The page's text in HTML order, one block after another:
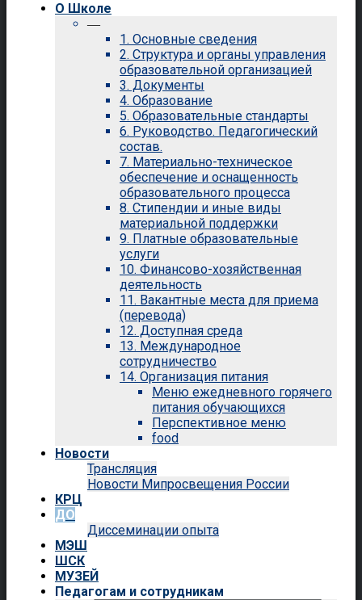
О Школе
—
1. Основные сведения
2. Структура и органы управления
образовательной организацией
3. Документы
4. Образование
5. Образовательные стандарты
6. Руководство. Педагогический
состав.
7. Материально-техническое
обеспечение и оснащенность
образовательного процесса
8. Стипендии и иные виды
материальной поддержки
9. Платные образовательные
услуги
10. Финансово-хозяйственная
деятельность
11. Вакантные места для приема
(перевода)
12. Доступная среда
13. Международное
сотрудничество
14. Организация питания
Меню ежедневного горячего
питания обучающихся
Перспективное меню
food
Новости
Трансляция
Новости Мипросвещения России
КРЦ
ДО
Диссеминации опыта
МЭШ
ШСК
МУЗЕЙ
Педагогам и сотрудникам